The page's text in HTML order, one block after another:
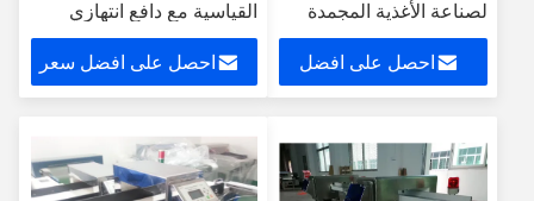
لصناعة الأغذية المجمدة
احصل على افضل
القياسية مع دافع انتهازي
احصل على افضل سعر